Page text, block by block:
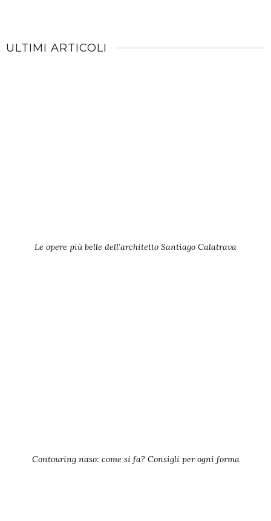
ULTIMI ARTICOLI
Le opere più belle dell’architetto Santiago Calatrava
Contouring naso: come si fa? Consigli per ogni forma